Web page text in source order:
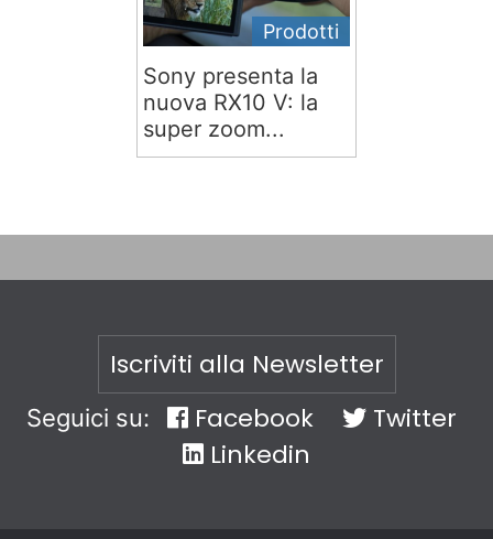
Prodotti
Sony presenta la
nuova RX10 V: la
super zoom...
Iscriviti alla Newsletter
Seguici su: Facebook
Twitter
Linkedin